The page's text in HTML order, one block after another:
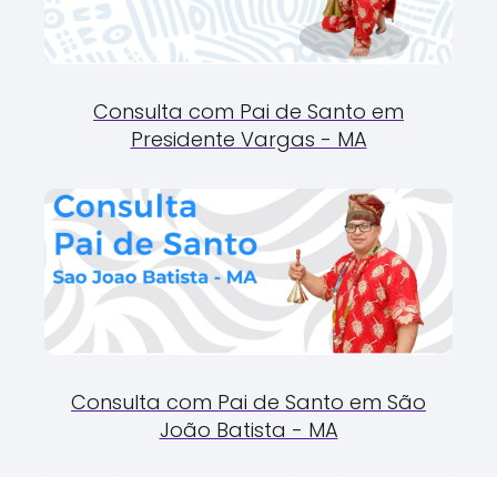
Consulta com Pai de Santo em
Presidente Vargas - MA
Consulta com Pai de Santo em São
João Batista - MA